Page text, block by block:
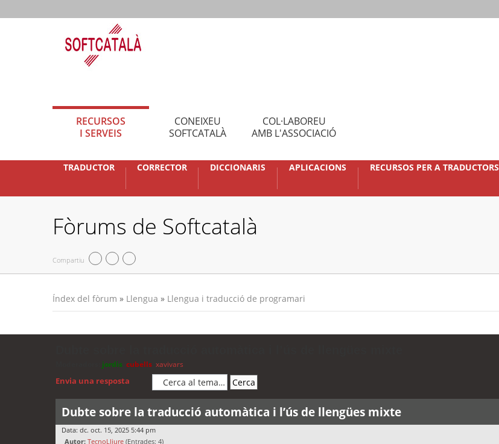
RECURSOS
I SERVEIS
CONEIXEU
SOFTCATALÀ
COL·LABOREU
AMB L'ASSOCIACIÓ
TRADUCTOR CORRECTOR DICCIONARIS APLICACIONS RECURSOS PER A TRADUCTORS
Fòrums de Softcatalà
Compartiu
Índex del fòrum » Llengua » Llengua i traducció de programari
jordis cubells xavivars
Envia una resposta
Dubte sobre la traducció automàtica i l’ús de llengües mixte
Data: dc. oct. 15, 2025 5:44 pm
Autor: TecnoLliure (Entrades: 4)